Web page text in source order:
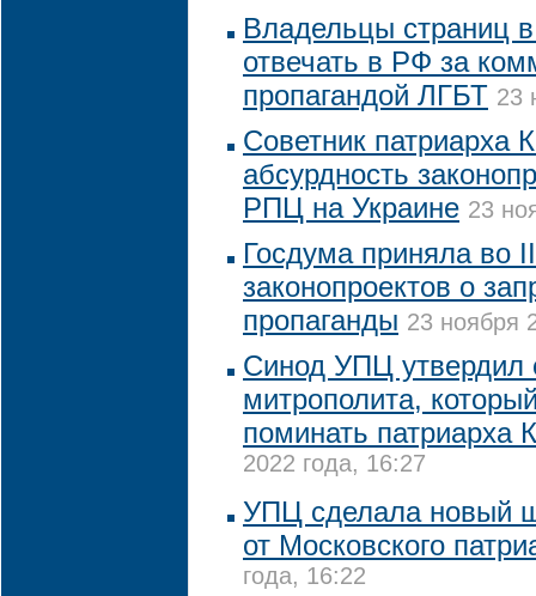
Владельцы страниц
отвечать в РФ за
пропагандой ЛГБТ 23
Советник патриарха
абсурдность
РПЦ на Украине 23
Госдума приняла во
законопроектов о
пропаганды 23 ноября
Синод УПЦ утвердил
митрополита,
поминать патриарха
2022 года, 16:27
УПЦ сделала новый
от Московского
года, 16:22